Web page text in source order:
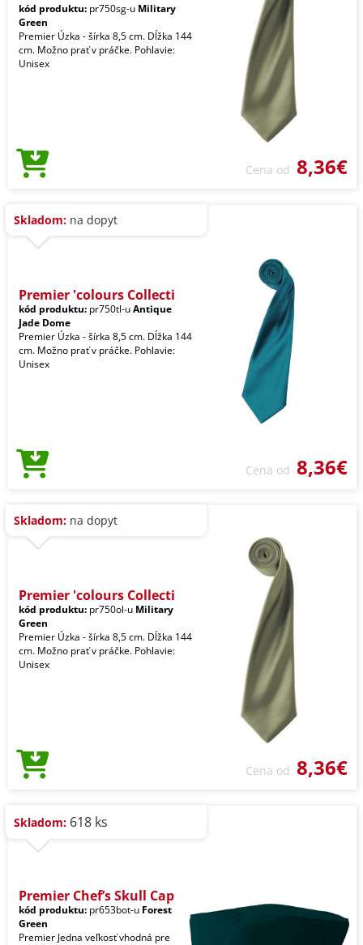
kód produktu: pr750sg-u Military
Green
Premier Úzka - šírka 8,5 cm. Dĺžka 144
cm. Možno prať v práčke. Pohlavie:
Unisex
Cena od 8,36€
Skladom: na dopyt
Premier 'colours Collecti
kód produktu: pr750tl-uAntique
Jade Dome
Premier Úzka - šírka 8,5 cm. Dĺžka 144
cm. Možno prať v práčke. Pohlavie:
Unisex
Cena od 8,36€
Skladom: na dopyt
Premier 'colours Collecti
kód produktu: pr750ol-u Military
Green
Premier Úzka - šírka 8,5 cm. Dĺžka 144
cm. Možno prať v práčke. Pohlavie:
Unisex
Cena od 8,36€
Skladom: 618 ks
Premier Chef’s Skull Cap
kód produktu: pr653bot-u Forest
Green
Premier Jedna veľkosť vhodná pre